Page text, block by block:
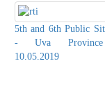
5th and 6th Public
- Uva
10.05.2019